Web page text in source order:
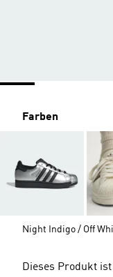
Farben
Night Indigo / Off
Dieses Produkt